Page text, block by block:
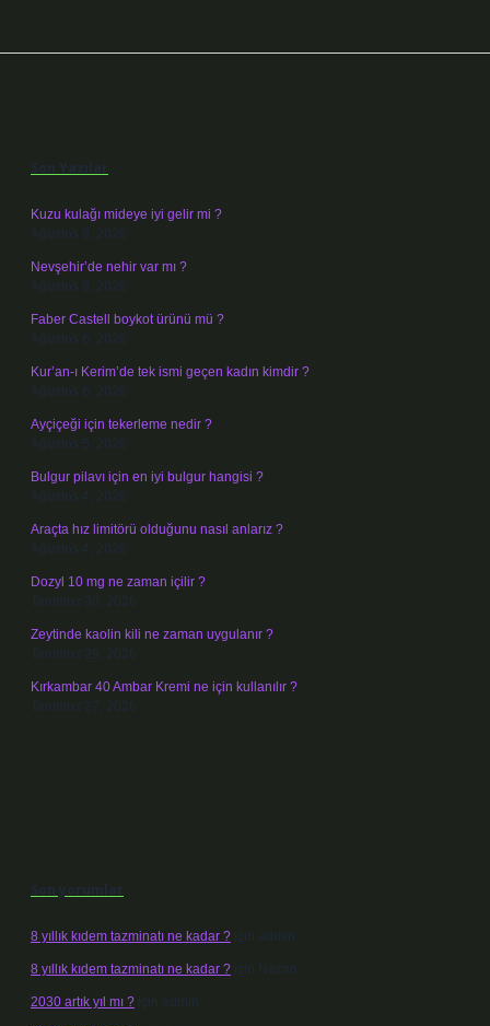
Son Yazılar
Kuzu kulağı mideye iyi gelir mi ?
Ağustos 8, 2026
Nevşehir’de nehir var mı ?
Ağustos 8, 2026
Faber Castell boykot ürünü mü ?
Ağustos 6, 2026
Kur’an-ı Kerim’de tek ismi geçen kadın kimdir ?
Ağustos 6, 2026
Ayçiçeği için tekerleme nedir ?
Ağustos 5, 2026
Bulgur pilavı için en iyi bulgur hangisi ?
Ağustos 4, 2026
Araçta hız limitörü olduğunu nasıl anlarız ?
Ağustos 4, 2026
Dozyl 10 mg ne zaman içilir ?
Temmuz 30, 2026
Zeytinde kaolin kili ne zaman uygulanır ?
Temmuz 29, 2026
Kırkambar 40 Ambar Kremi ne için kullanılır ?
Temmuz 27, 2026
Son yorumlar
8 yıllık kıdem tazminatı ne kadar ? için admin
8 yıllık kıdem tazminatı ne kadar ? için Nazan
2030 artık yıl mı ? için admin